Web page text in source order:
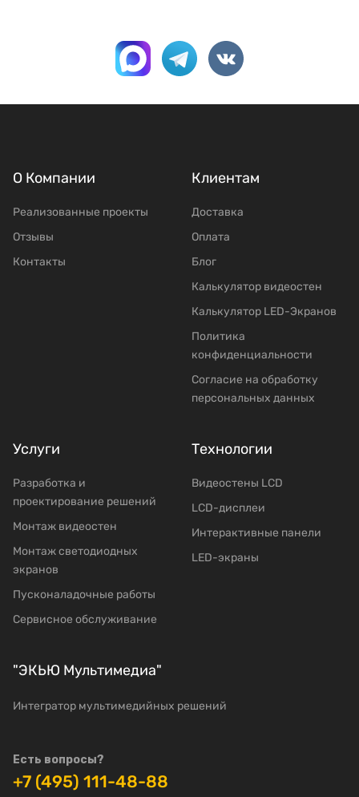
О Компании
Реализованные проекты
Отзывы
Контакты
Клиентам
Доставка
Оплата
Блог
Калькулятор видеостен
Калькулятор LED-Экранов
Политика
конфиденциальности
Согласие на обработку
персональных данных
Услуги
Разработка и
проектирование решений
Mонтаж видеостен
Moнтаж светодиодных
экранов
Пусконаладочные работы
Сервисное обслуживание
Технологии
Видеостены LCD
LCD-дисплеи
Интерактивные панели
LED-экраны
"ЭКЬЮ Мультимедиа"
Интегратор мультимедийных решений
Есть вопросы?
+7 (495) 111-48-88